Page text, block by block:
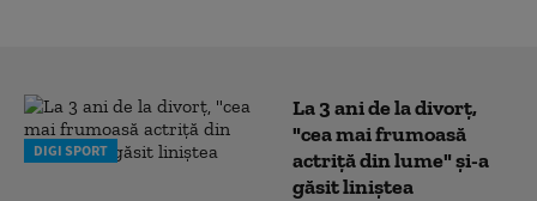
DIGI SPORT
La 3 ani de la divorț,
"cea mai frumoasă
actriță din lume" și-a
găsit liniștea